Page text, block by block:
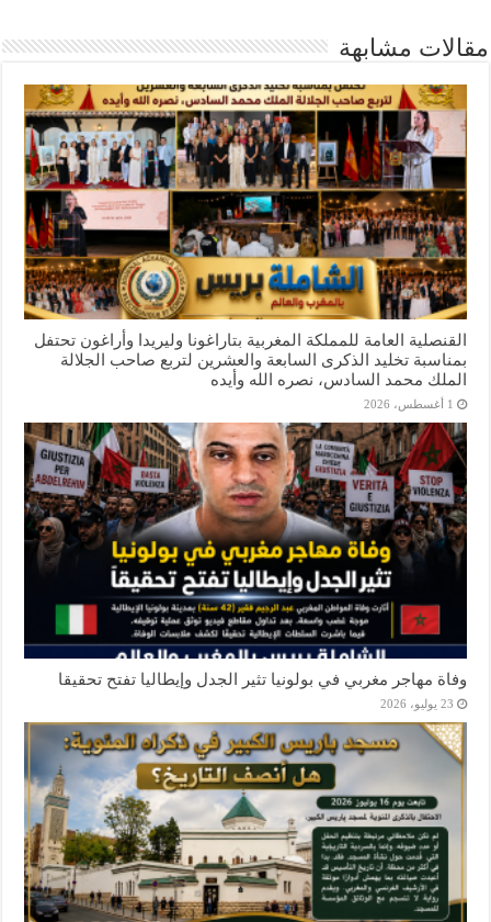
مقالات مشابهة
القنصلية العامة للمملكة المغربية بتاراغونا وليريدا وأراغون تحتفل
بمناسبة تخليد الذكرى السابعة والعشرين لتربع صاحب الجلالة
الملك محمد السادس، نصره الله وأيده
1 أغسطس، 2026
وفاة مهاجر مغربي في بولونيا تثير الجدل وإيطاليا تفتح تحقيقا
23 يوليو، 2026